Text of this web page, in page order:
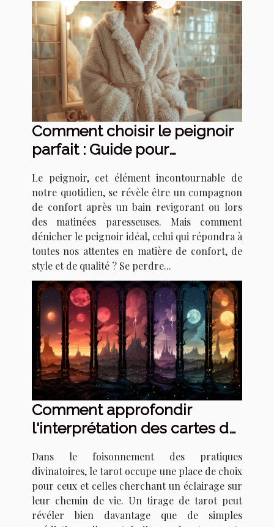
Comment choisir le peignoir
parfait : Guide pour
modèle en fonction de vos
besoins
Le peignoir, cet élément incontournable de
notre quotidien, se révèle être un compagnon
de confort après un bain revigorant ou lors
des matinées paresseuses. Mais comment
dénicher le peignoir idéal, celui qui répondra à
toutes nos attentes en matière de confort, de
style et de qualité ? Se perdre...
Comment approfondir
l'interprétation des cartes de
signes de changements de
vie majeurs
Dans le foisonnement des pratiques
divinatoires, le tarot occupe une place de choix
pour ceux et celles cherchant un éclairage sur
leur chemin de vie. Un tirage de tarot peut
révéler bien davantage que de simples